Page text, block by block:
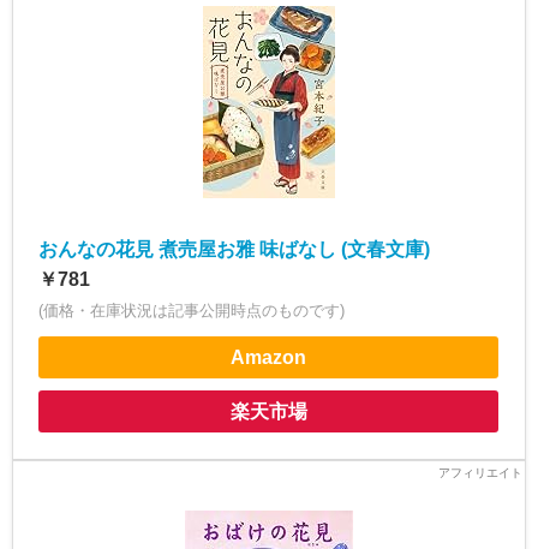
おんなの花見 煮売屋お雅 味ばなし (文春文庫)
￥781
(価格・在庫状況は記事公開時点のものです)
Amazon
楽天市場